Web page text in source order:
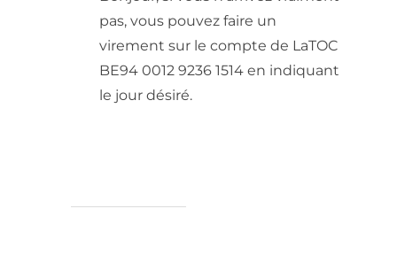
pas, vous pouvez faire un
virement sur le compte de LaTOC
BE94 0012 9236 1514 en indiquant
le jour désiré.